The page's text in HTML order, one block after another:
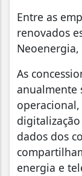
Entre as
renovados
Neoenergia,
As
anualmente
dados dos
energia e